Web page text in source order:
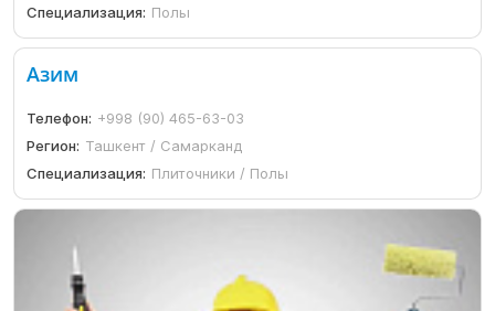
Специализация: Полы
Азим
Телефон: +998 (90) 465-63-03
Регион: Ташкент / Самарканд
Специализация: Плиточники / Полы